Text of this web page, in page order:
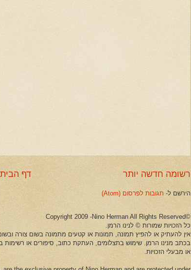
רשומה חדשה יותר דף הבית
הירשם ל- תגובות לפרסום (Atom)
©Copyright 2009 -Nino Herman All Rights Reserved
כל הזכויות שמורות © לנינו הרמן.
אין להעתיק או להפיץ תמונה, תמונות או קטעים מתמונה בשום צורה
בכתב מנינו הרמן. שימוש בתצלומים, העתקת כתוב, סיפורים או רשימות
או מבעלי הזכויות.